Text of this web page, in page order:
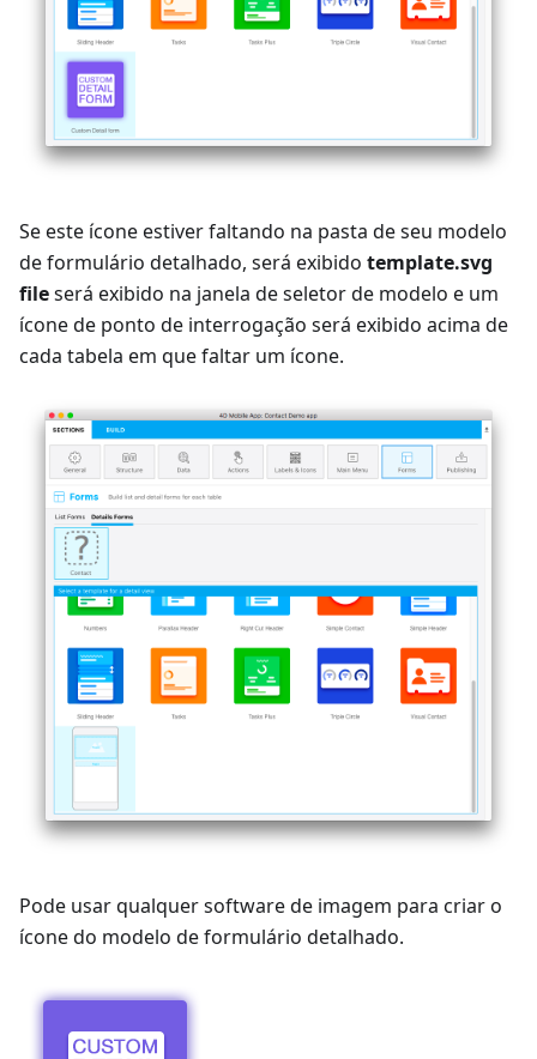
Se este ícone estiver faltando na pasta de seu modelo
de formulário detalhado, será exibido template.svg
fileserá exibido na janela de seletor de modelo e um
ícone de ponto de interrogação será exibido acima de
cada tabela em que faltar um ícone.
Pode usar qualquer software de imagem para criar o
ícone do modelo de formulário detalhado.